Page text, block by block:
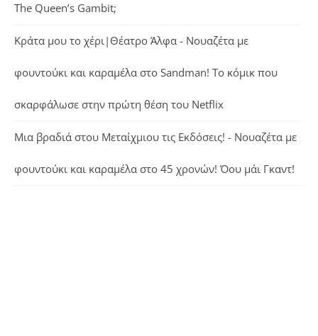
The Queen’s Gambit;
Κράτα μου το χέρι|Θέατρο Άλφα - Νουαζέτα με
φουντούκι και καραμέλα στο Sandman! Το κόμικ που
σκαρφάλωσε στην πρώτη θέση του Netflix
Μια βραδιά στου Μεταίχμιου τις Εκδόσεις! - Νουαζέτα με
φουντούκι και καραμέλα στο 45 χρονών! Όου μάι Γκαντ!